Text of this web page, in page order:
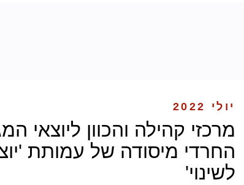
יולי 2022
מרכזי קהילה והכוון ליוצאי
החרדי מיסודה של עמותת
לשינוי'